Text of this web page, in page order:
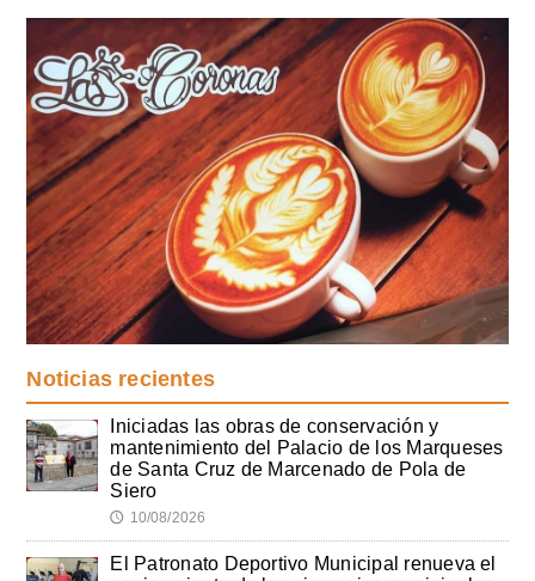
Noticias recientes
Iniciadas las obras de conservación y
mantenimiento del Palacio de los Marqueses
de Santa Cruz de Marcenado de Pola de
Siero
🕔 10/08/2026
El Patronato Deportivo Municipal renueva el